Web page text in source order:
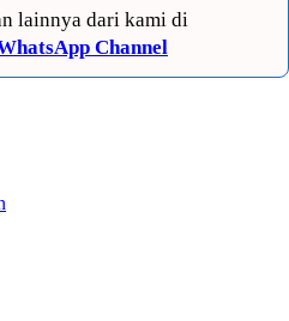
lainnya dari kami di
Channel